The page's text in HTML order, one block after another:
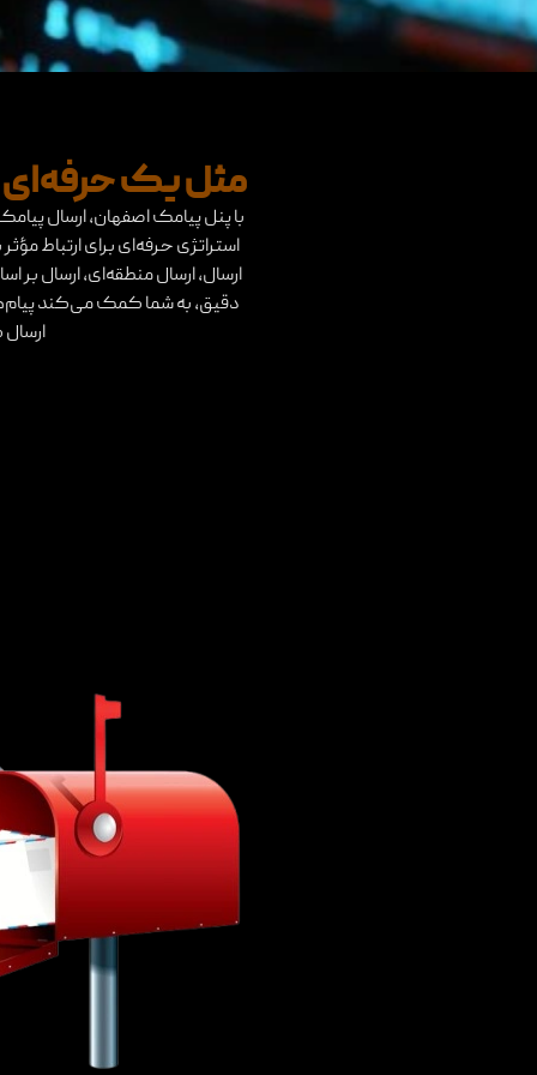
مثل یک حرفه‌ای
با پنل پیامک اصفهان، ارسال
استراتژی حرفه‌ای برای ارتباط
ارسال، ارسال منطقه‌ای، ارسال
دقیق، به شما کمک می‌کند